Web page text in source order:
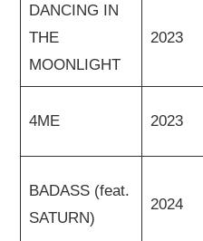
DANCING IN
THE
MOONLIGHT
2023
4ME 2023
BADASS (feat.
SATURN)
2024